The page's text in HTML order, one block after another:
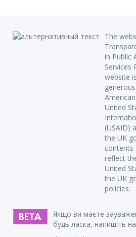
The
in Public
Services
website
United
(USAID)
the UK
contents
reflect
United
the UK
policies.
Якщо ви маєте
будь ласка, напишіть